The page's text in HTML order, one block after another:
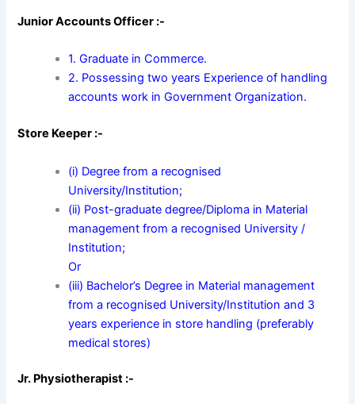
Junior Accounts Officer :-
1. Graduate in Commerce.
2. Possessing two years Experience of handling
accounts work in Government Organization.
Store Keeper :-
(i) Degree from a recognised
University/Institution;
(ii) Post-graduate degree/Diploma in Material
management from a recognised University /
Institution;
Or
(iii) Bachelor’s Degree in Material management
from a recognised University/Institution and 3
years experience in store handling (preferably
medical stores)
Jr. Physiotherapist :-